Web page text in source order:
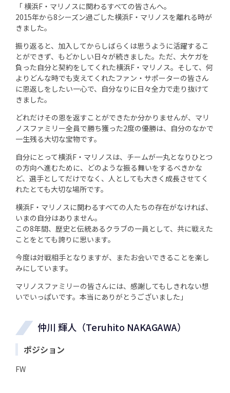
「 横浜F・マリノスに関わるすべての皆さんへ。
2015年から8シーズン過ごした横浜F・マリノスを離れる時が
きました。
振り返ると、加入してからしばらくは思うように活躍するこ
とができず、もどかしい日々が続きました。ただ、大ケガを
負った自分と契約をしてくれた横浜F・マリノス。そして、何
よりどんな時でも支えてくれたファン・サポーターの皆さん
に恩返しをしたい一心で、自分なりに日々全力で走り抜けて
きました。
どれだけその恩を返すことができたか分かりませんが、マリ
ノスファミリー全員で勝ち獲った2度の優勝は、自分のなかで
一生残る大切な宝物です。
自分にとって横浜F・マリノスは、チームが一丸となりひとつ
の方向へ進むために、どのような振る舞いをするべきかな
ど、選手としてだけでなく、人としても大きく成長させてく
れたとても大切な場所です。
横浜F・マリノスに関わるすべての人たちの存在がなければ、
いまの自分はありません。
この8年間、歴史と伝統あるクラブの一員として、共に戦えた
ことをとても誇りに思います。
今度は対戦相手となりますが、またお会いできることを楽し
みにしています。
マリノスファミリーの皆さんには、感謝してもしきれない想
いでいっぱいです。本当にありがとうございました」
仲川 輝人（Teruhito NAKAGAWA）
ポジション
FW